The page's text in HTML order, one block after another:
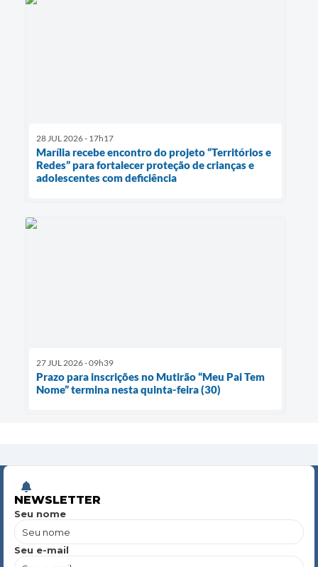
28 JUL 2026 - 17h17
Marília recebe encontro do projeto “Territórios e
Redes” para fortalecer proteção de crianças e
adolescentes com deficiência
27 JUL 2026 - 09h39
Prazo para inscrições no Mutirão “Meu Pai Tem
Nome” termina nesta quinta-feira (30)
NEWSLETTER
Seu nome
Seu e-mail